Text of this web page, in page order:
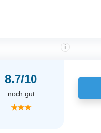
8.7/10
i
noch gut
★★★